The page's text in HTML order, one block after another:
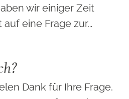
wir einiger Zeit
eine Frage zur…
Dank für Ihre Frage.